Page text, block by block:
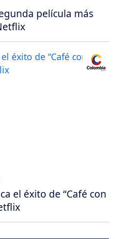
película más
el éxito de “Café con